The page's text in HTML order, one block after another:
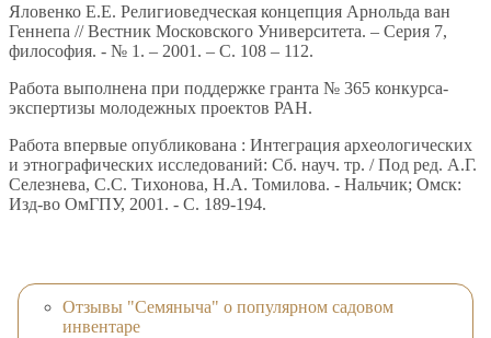
Яловенко Е.Е. Религиоведческая концепция Арнольда ван
Геннепа // Вестник Московского Университета. – Серия 7,
философия. - № 1. – 2001. – С. 108 – 112.
Работа выполнена при поддержке гранта № 365 конкурса-
экспертизы молодежных проектов РАН.
Работа впервые опубликована : Интеграция археологических
и этнографических исследований: Сб. науч. тр. / Под ред. А.Г.
Селезнева, С.С. Тихонова, Н.А. Томилова. - Нальчик; Омск:
Изд-во ОмГПУ, 2001. - С. 189-194.
Отзывы "Семяныча" о популярном садовом
инвентаре